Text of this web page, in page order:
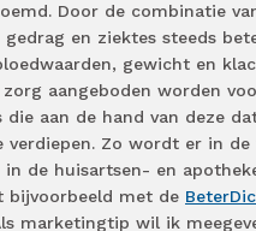
Door de combinatie
en ziektes steeds
gewicht en
aangeboden worden
aan de hand van deze
Zo wordt er in
in de huisartsen- en
bijvoorbeeld met de
marketingtip wil ik